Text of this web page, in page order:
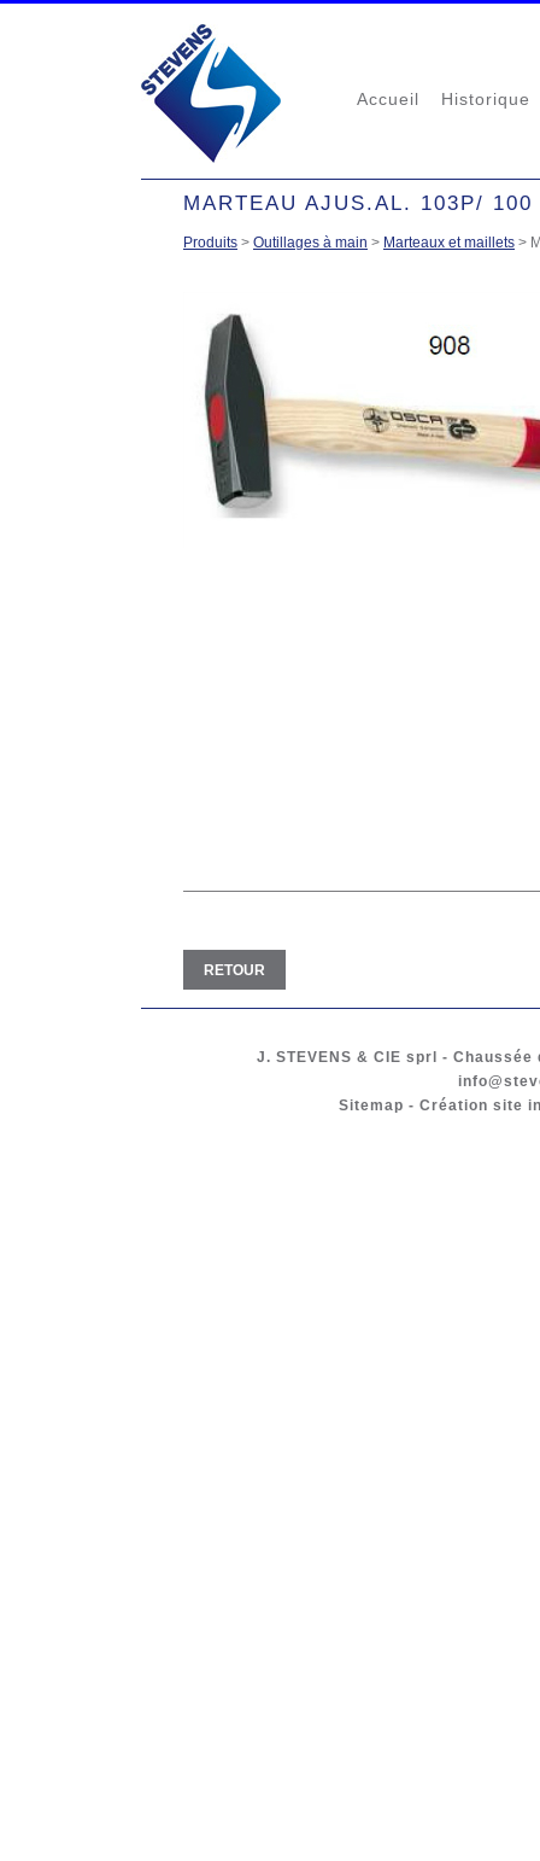
Accueil Historique
MARTEAU AJUS.AL. 103P/ 100
Produits > Outillages à main > Marteaux et maillets >
RETOUR
J. STEVENS & CIE sprl - Chaussée
Sitemap - Création site